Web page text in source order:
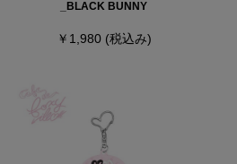
_BLACK BUNNY
￥1,980 (税込み)